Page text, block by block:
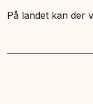
På landet kan der